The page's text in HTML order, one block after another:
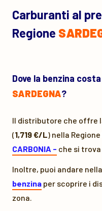
Carburanti al
Regione
Dove la benzina
SARDEGNA?
Il distributore che offre
(1,719 €/L) nella Regione
CARBONIA - che si
Inoltre, puoi andare
benzina per scoprire i
zona.